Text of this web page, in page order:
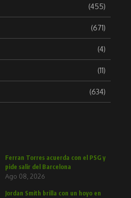
(455)
(671)
(4)
(11)
(634)
Ferran Torres acuerda con el PSG y
pide salir del Barcelona
Ago 08, 2026
Jordan Smith brilla con un hoyo en